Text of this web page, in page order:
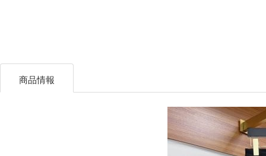
商品情報